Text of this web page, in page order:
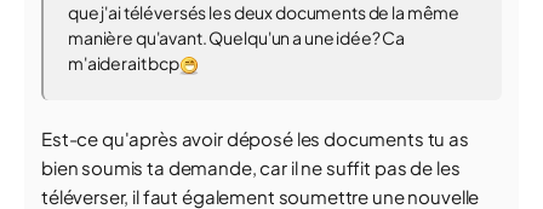
que j'ai téléversés les deux documents de la même
manière qu'avant. Quelqu'un a une idée? Ca
m'aiderait bcp
Est-ce qu'après avoir déposé les documents tu as
bien soumis ta demande, car il ne suffit pas de les
téléverser, il faut également soumettre une nouvelle